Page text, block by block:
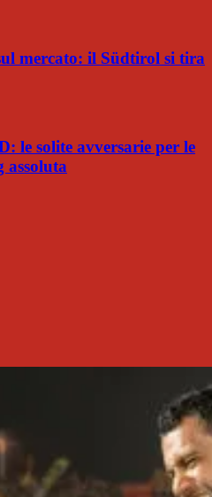
mercato: il Südtirol si tira
le solite avversarie per le
assoluta